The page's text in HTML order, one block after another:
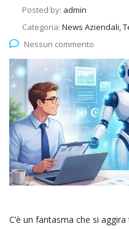
Posted by: admin
Categoria: News Aziendali,
Nessun commento
C’è un fantasma che si